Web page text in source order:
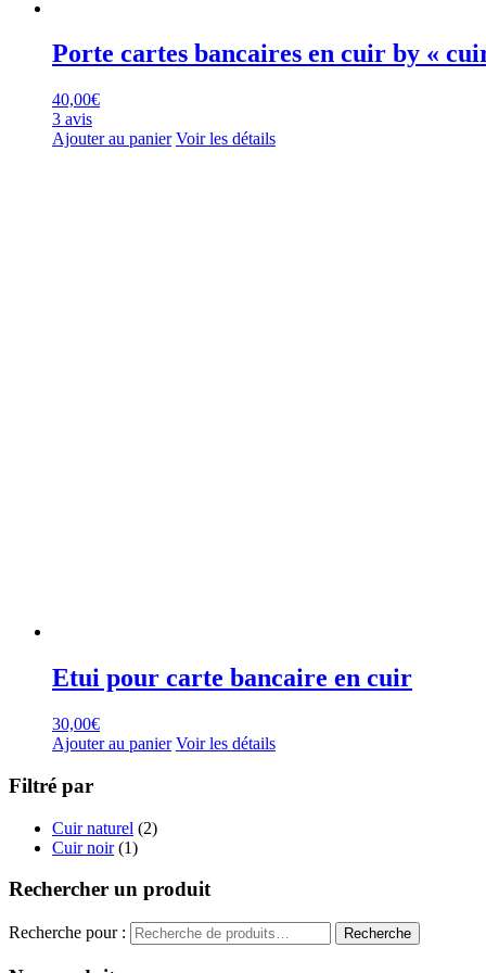
Porte cartes bancaires en cuir by «
40,00€
3 avis
Ajouter au panier Voir les détails
Etui pour carte bancaire en cuir
30,00€
Ajouter au panier Voir les détails
Filtré par
Cuir naturel (2)
Cuir noir (1)
Rechercher un produit
Recherche pour : Recherche